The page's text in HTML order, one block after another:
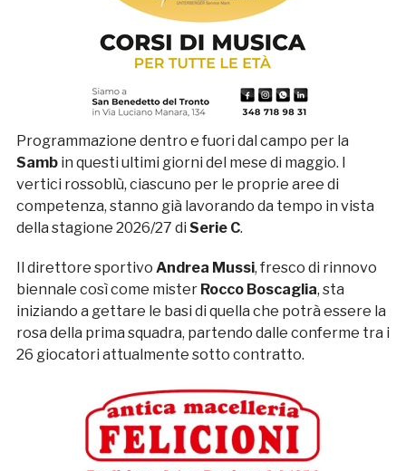
Programmazione dentro e fuori dal campo per la
Sambin questi ultimi giorni del mese di maggio. I
vertici rossoblù, ciascuno per le proprie aree di
competenza, stanno già lavorando da tempo in vista
della stagione 2026/27 di Serie C.
Il direttore sportivo Andrea Mussi, fresco di rinnovo
biennale così come mister Rocco Boscaglia, sta
iniziando a gettare le basi di quella che potrà essere la
rosa della prima squadra, partendo dalle conferme tra i
26 giocatori attualmente sotto contratto.